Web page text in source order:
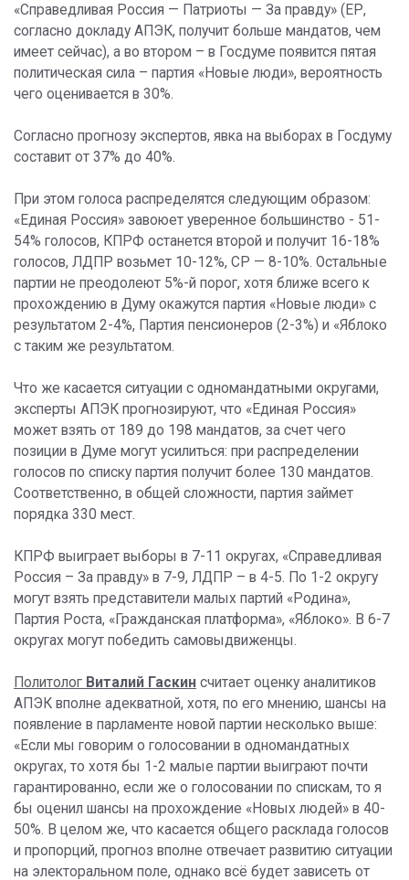
«Справедливая Россия — Патриоты — За правду» (ЕР,
согласно докладу АПЭК, получит больше мандатов, чем
имеет сейчас), а во втором – в Госдуме появится пятая
политическая сила – партия «Новые люди», вероятность
чего оценивается в 30%.
Согласно прогнозу экспертов, явка на выборах в Госдуму
составит от 37% до 40%.
При этом голоса распределятся следующим образом:
«Единая Россия» завоюет уверенное большинство - 51-
54% голосов, КПРФ останется второй и получит 16-18%
голосов, ЛДПР возьмет 10-12%, СР — 8-10%. Остальные
партии не преодолеют 5%-й порог, хотя ближе всего к
прохождению в Думу окажутся партия «Новые люди» с
результатом 2-4%, Партия пенсионеров (2-3%) и «Яблоко
с таким же результатом.
Что же касается ситуации с одномандатными округами,
эксперты АПЭК прогнозируют, что «Единая Россия»
может взять от 189 до 198 мандатов, за счет чего
позиции в Думе могут усилиться: при распределении
голосов по списку партия получит более 130 мандатов.
Соответственно, в общей сложности, партия займет
порядка 330 мест.
КПРФ выиграет выборы в 7-11 округах, «Справедливая
Россия – За правду» в 7-9, ЛДПР – в 4-5. По 1-2 округу
могут взять представители малых партий «Родина»,
Партия Роста, «Гражданская платформа», «Яблоко». В 6-7
округах могут победить самовыдвиженцы.
Политолог Виталий Гаскин считает оценку аналитиков
АПЭК вполне адекватной, хотя, по его мнению, шансы на
появление в парламенте новой партии несколько выше:
«Если мы говорим о голосовании в одномандатных
округах, то хотя бы 1-2 малые партии выиграют почти
гарантированно, если же о голосовании по спискам, то я
бы оценил шансы на прохождение «Новых людей» в 40-
50%. В целом же, что касается общего расклада голосов
и пропорций, прогноз вполне отвечает развитию ситуации
на электоральном поле, однако всё будет зависеть от